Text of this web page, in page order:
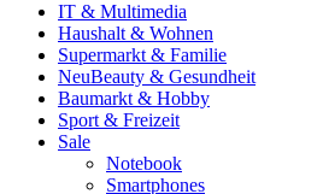
IT & Multimedia
Haushalt & Wohnen
Supermarkt & Familie
NeuBeauty & Gesundheit
Baumarkt & Hobby
Sport & Freizeit
Sale
Notebook
Smartphones